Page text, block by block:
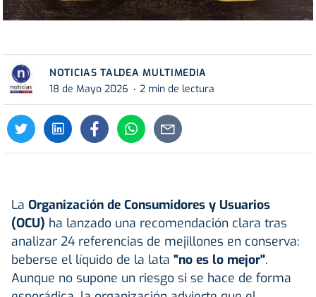
NOTICIAS TALDEA MULTIMEDIA
18 de Mayo 2026
2 min de lectura
La Organización de Consumidores y Usuarios
(OCU) ha lanzado una recomendación clara tras
analizar 24 referencias de mejillones en conserva:
beberse el líquido de la lata "no es lo mejor".
Aunque no supone un riesgo si se hace de forma